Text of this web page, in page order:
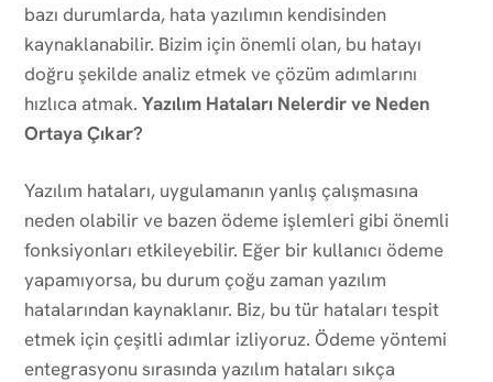
bazı durumlarda, hata yazılımın kendisinden
kaynaklanabilir. Bizim için önemli olan, bu hatayı
doğru şekilde analiz etmek ve çözüm adımlarını
hızlıca atmak. Yazılım Hataları Nelerdir ve Neden
Ortaya Çıkar?
Yazılım hataları, uygulamanın yanlış çalışmasına
neden olabilir ve bazen ödeme işlemleri gibi önemli
fonksiyonları etkileyebilir. Eğer bir kullanıcı ödeme
yapamıyorsa, bu durum çoğu zaman yazılım
hatalarından kaynaklanır. Biz, bu tür hataları tespit
etmek için çeşitli adımlar izliyoruz. Ödeme yöntemi
entegrasyonu sırasında yazılım hataları sıkça